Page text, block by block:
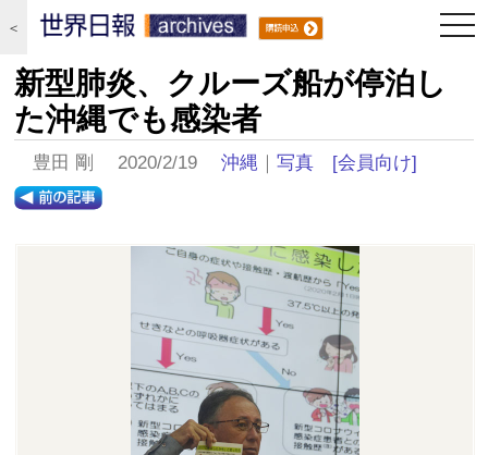
＜
新型肺炎、クルーズ船が停泊し
た沖縄でも感染者
豊田 剛 2020/2/19沖縄 ｜写真 [会員向け]